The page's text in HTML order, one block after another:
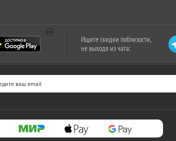
Ищите скидки поблизости,
не выходя из чата: